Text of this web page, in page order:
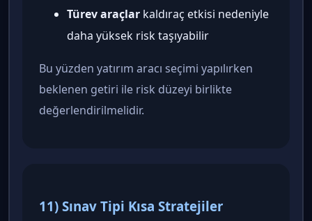
Türev araçlar kaldıraç etkisi nedeniyle
daha yüksek risk taşıyabilir
Bu yüzden yatırım aracı seçimi yapılırken
beklenen getiri ile risk düzeyi birlikte
değerlendirilmelidir.
11) Sınav Tipi Kısa Stratejiler